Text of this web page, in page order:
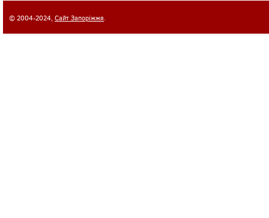
© 2004-2024, Сайт Запоріжжя.